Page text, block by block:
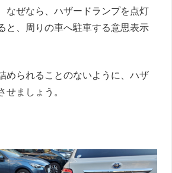
なぜなら、ハザードランプを点灯
と、周りの車へ駐車する意思表示
められることのないように、ハザ
せましょう。